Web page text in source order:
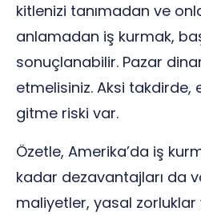
kitlenizi tanımadan ve
anlamadan iş kurmak,
sonuçlanabilir. Pazar
etmelisiniz. Aksi takdirde,
gitme riski var.
Özetle, Amerika’da iş
kadar dezavantajları da
maliyetler, yasal zorluklar